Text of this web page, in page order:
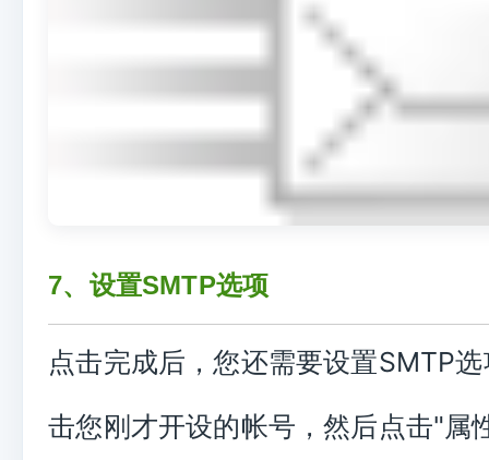
7、设置SMTP选项
点击完成后，您还需要设置SMTP
击您刚才开设的帐号，然后点击"属